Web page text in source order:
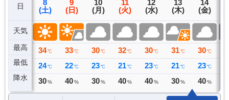
日
天気
最高
最低
降水
7
(金)
33 ℃
23 ℃
1 ミリ
8
(土)
34 ℃
24 ℃
30 %
9
(日)
33 ℃
22 ℃
40 %
10
(月)
30 ℃
23 ℃
30 %
11
(火)
32 ℃
21 ℃
40 %
12
(水)
30 ℃
23 ℃
40 %
13
(木)
31 ℃
21 ℃
30 %
14
(金)
30 ℃
23 ℃
40 %